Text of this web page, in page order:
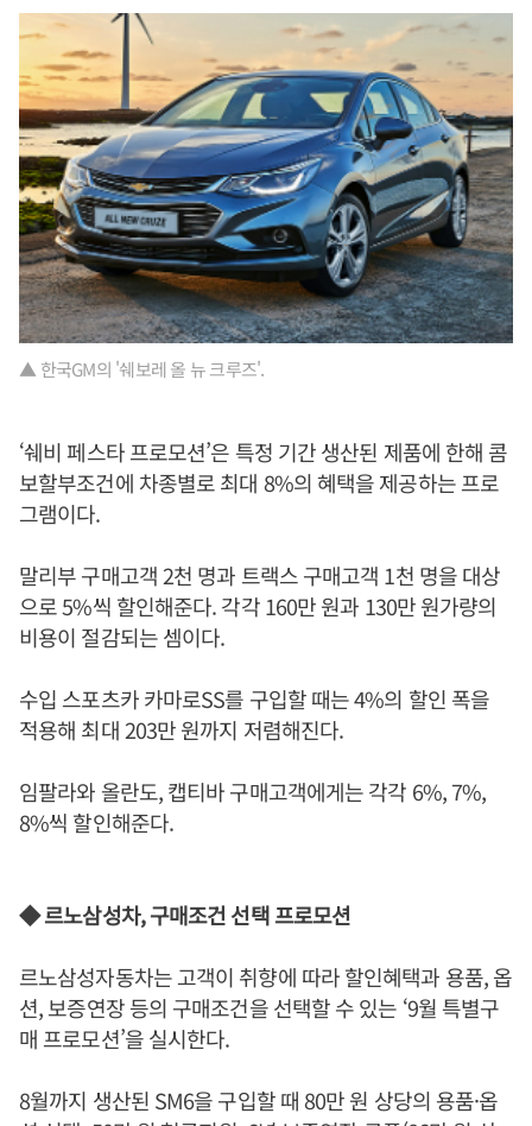
▲ 한국GM의 '쉐보레 올 뉴 크루즈'.
‘쉐비 페스타 프로모션’은 특정 기간 생산된 제품에 한해 콤
보할부조건에 차종별로 최대 8%의 혜택을 제공하는 프로
그램이다.
말리부 구매고객 2천 명과 트랙스 구매고객 1천 명을 대상
으로 5%씩 할인해준다. 각각 160만 원과 130만 원가량의
비용이 절감되는 셈이다.
수입 스포츠카 카마로SS를 구입할 때는 4%의 할인 폭을
적용해 최대 203만 원까지 저렴해진다.
임팔라와 올란도, 캡티바 구매고객에게는 각각 6%, 7%,
8%씩 할인해준다.
◆ 르노삼성차, 구매조건 선택 프로모션
르노삼성자동차는 고객이 취향에 따라 할인혜택과 용품, 옵
션, 보증연장 등의 구매조건을 선택할 수 있는 ‘9월 특별구
매 프로모션’을 실시한다.
8월까지 생산된 SM6을 구입할 때 80만 원 상당의 용품·옵